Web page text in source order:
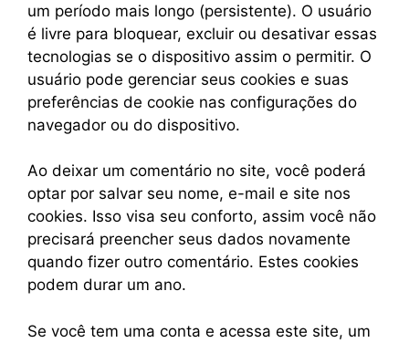
um período mais longo (persistente). O usuário
é livre para bloquear, excluir ou desativar essas
tecnologias se o dispositivo assim o permitir. O
usuário pode gerenciar seus cookies e suas
preferências de cookie nas configurações do
navegador ou do dispositivo.
Ao deixar um comentário no site, você poderá
optar por salvar seu nome, e-mail e site nos
cookies. Isso visa seu conforto, assim você não
precisará preencher seus dados novamente
quando fizer outro comentário. Estes cookies
podem durar um ano.
Se você tem uma conta e acessa este site, um